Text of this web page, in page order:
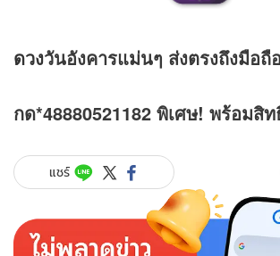
ดวงวันอังคารแม่นๆ ส่งตรงถึงมือถื
กด*48880521182 พิเศษ! พร้อมสิ
แชร์